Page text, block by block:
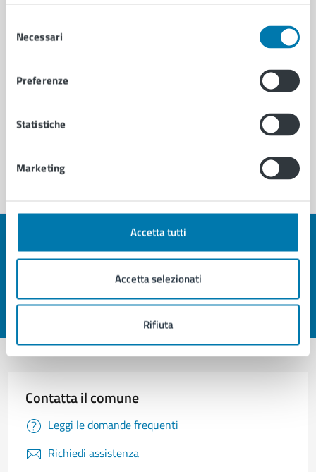
delNecessari
Preferenze
Statistiche
Marketing
Accetta tutti
Accetta selezionati
Rifiuta
Quanto sono chiare le informazioni su questa
Valuta 5 stelle su 5
Valuta 4 stelle su 5
Valuta 3 stelle su 5
Contatta il comune
Leggi le domande frequenti
Richiedi assistenza